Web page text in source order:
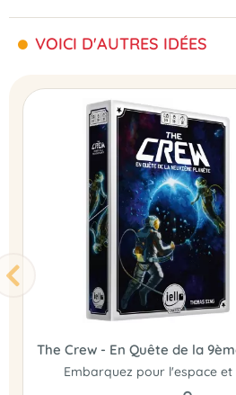
VOICI D'AUTRES IDÉES